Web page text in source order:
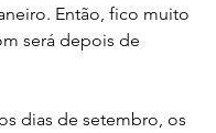
Então, fico muito
será depois de
dias de setembro, os